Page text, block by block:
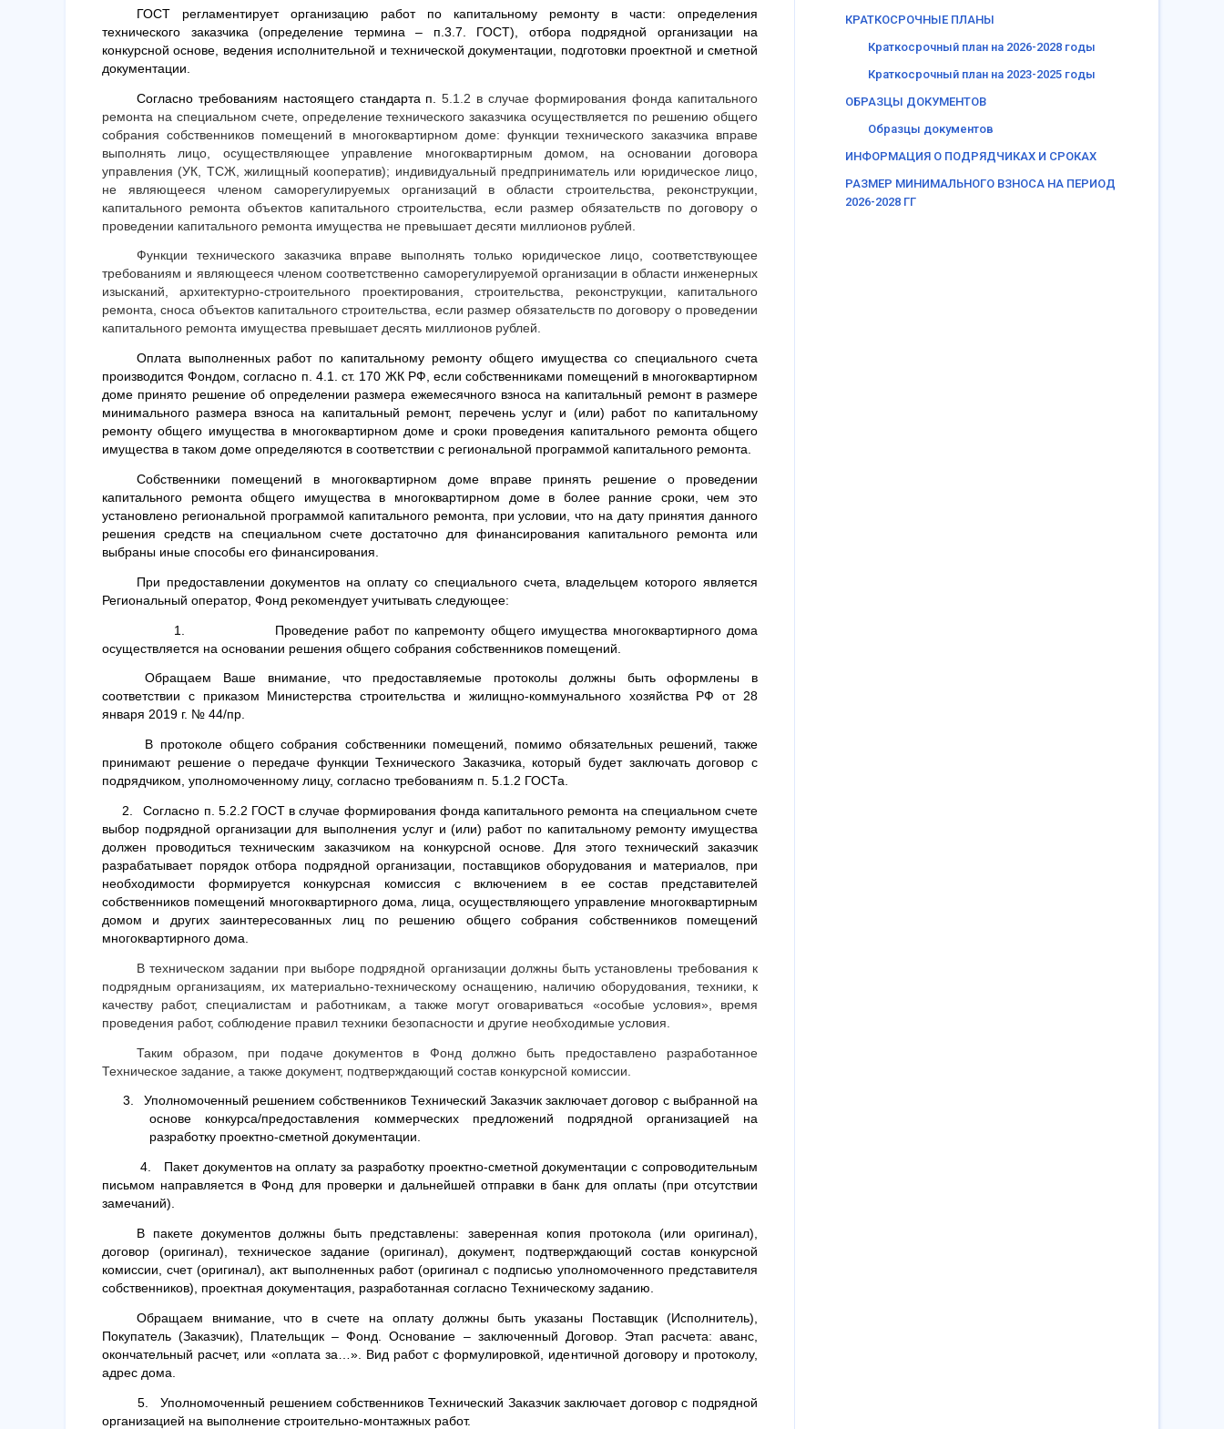
ГОСТ регламентирует организацию работ по капитальному ремонту в части: определения
технического заказчика (определение термина – п.3.7. ГОСТ), отбора подрядной организации на
конкурсной основе, ведения исполнительной и технической документации, подготовки проектной и сметной
документации.
Согласно требованиям настоящего стандарта п.5.1.2 в случае формирования фонда капитального
ремонта на специальном счете, определение технического заказчика осуществляется по решению общего
собрания собственников помещений в многоквартирном доме: функции технического заказчика вправе
выполнять лицо, осуществляющее управление многоквартирным домом, на основании договора
управления (УК, ТСЖ, жилищный кооператив); индивидуальный предприниматель или юридическое лицо,
не являющееся членом саморегулируемых организаций в области строительства, реконструкции,
капитального ремонта объектов капитального строительства, если размер обязательств по договору о
проведении капитального ремонта имущества не превышает десяти миллионов рублей.
Функции технического заказчика вправе выполнять только юридическое лицо, соответствующее
требованиям и являющееся членом соответственно саморегулируемой организации в области инженерных
изысканий, архитектурно-строительного проектирования, строительства, реконструкции, капитального
ремонта, сноса объектов капитального строительства, если размер обязательств по договору о проведении
капитального ремонта имущества превышает десять миллионов рублей.
Оплата выполненных работ по капитальному ремонту общего имущества со специального счета
производится Фондом, согласно п. 4.1. ст. 170 ЖК РФ, если собственниками помещений в многоквартирном
доме принято решение об определении размера ежемесячного взноса на капитальный ремонт в размере
минимального размера взноса на капитальный ремонт, перечень услуг и (или) работ по капитальному
ремонту общего имущества в многоквартирном доме и сроки проведения капитального ремонта общего
имущества в таком доме определяются в соответствии с региональной программой капитального ремонта.
Собственники помещений в многоквартирном доме вправе принять решение о проведении
капитального ремонта общего имущества в многоквартирном доме в более ранние сроки, чем это
установлено региональной программой капитального ремонта, при условии, что на дату принятия данного
решения средств на специальном счете достаточно для финансирования капитального ремонта или
выбраны иные способы его финансирования.
При предоставлении документов на оплату со специального счета, владельцем которого является
Региональный оператор, Фонд рекомендует учитывать следующее:
1.
Проведение работ по капремонту общего имущества многоквартирного дома
осуществляется на основании решения общего собрания собственников помещений.
Обращаем Ваше внимание, что предоставляемые протоколы должны быть оформлены в
соответствии с приказом Министерства строительства и жилищно-коммунального хозяйства РФ от 28
января 2019 г. № 44/пр.
В протоколе общего собрания собственники помещений, помимо обязательных решений, также
принимают решение о передаче функции Технического Заказчика, который будет заключать договор с
подрядчиком, уполномоченному лицу, согласно требованиям п. 5.1.2 ГОСТа.
2.
Согласно п. 5.2.2 ГОСТ в случае формирования фонда капитального ремонта на специальном счете
выбор подрядной организации для выполнения услуг и (или) работ по капитальному ремонту имущества
должен проводиться техническим заказчиком на конкурсной основе. Для этого технический заказчик
разрабатывает порядок отбора подрядной организации, поставщиков оборудования и материалов, при
необходимости формируется конкурсная комиссия с включением в ее состав представителей
собственников помещений многоквартирного дома, лица, осуществляющего управление многоквартирным
домом и других заинтересованных лиц по решению общего собрания собственников помещений
многоквартирного дома.
В техническом задании при выборе подрядной организации должны быть установлены требования к
подрядным организациям, их материально-техническому оснащению, наличию оборудования, техники, к
качеству работ, специалистам и работникам, а также могут оговариваться «особые условия», время
проведения работ, соблюдение правил техники безопасности и другие необходимые условия.
Таким образом, при подаче документов в Фонд должно быть предоставлено разработанное
Техническое задание, а также документ, подтверждающий состав конкурсной комиссии.
3.
Уполномоченный решением собственников Технический Заказчик заключает договор с выбранной на
основе конкурса/предоставления коммерческих предложений подрядной организацией на
разработку проектно-сметной документации.
4.
Пакет документов на оплату за разработку проектно-сметной документации с сопроводительным
письмом направляется в Фонд для проверки и дальнейшей отправки в банк для оплаты (при отсутствии
замечаний).
В пакете документов должны быть представлены: заверенная копия протокола (или оригинал),
договор (оригинал), техническое задание (оригинал), документ, подтверждающий состав конкурсной
комиссии, счет (оригинал), акт выполненных работ (оригинал с подписью уполномоченного представителя
собственников), проектная документация, разработанная согласно Техническому заданию.
Обращаем внимание, что в счете на оплату должны быть указаны Поставщик (Исполнитель),
Покупатель (Заказчик), Плательщик – Фонд. Основание – заключенный Договор. Этап расчета: аванс,
окончательный расчет, или «оплата за…». Вид работ с формулировкой, идентичной договору и протоколу,
адрес дома.
5.
Уполномоченный решением собственников Технический Заказчик заключает договор с подрядной
организацией на выполнение строительно-монтажных работ.
КРАТКОСРОЧНЫЕ ПЛАНЫ
Краткосрочный план на 2026-2028 годы
Краткосрочный план на 2023-2025 годы
ОБРАЗЦЫ ДОКУМЕНТОВ
Образцы документов
ИНФОРМАЦИЯ О ПОДРЯДЧИКАХ И СРОКАХ
РАЗМЕР МИНИМАЛЬНОГО ВЗНОСА НА ПЕРИОД
2026-2028 ГГ